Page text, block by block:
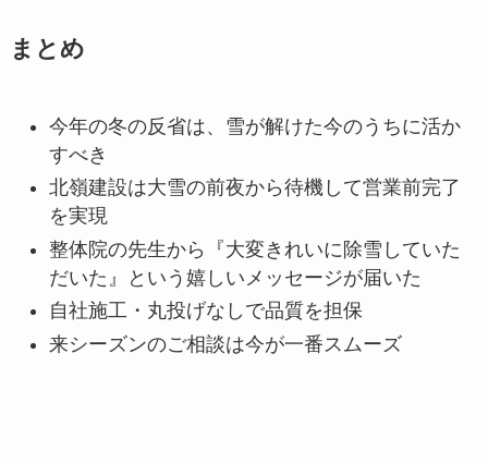
まとめ
今年の冬の反省は、雪が解けた今のうちに活か
すべき
北嶺建設は大雪の前夜から待機して営業前完了
を実現
整体院の先生から『大変きれいに除雪していた
だいた』という嬉しいメッセージが届いた
自社施工・丸投げなしで品質を担保
来シーズンのご相談は今が一番スムーズ